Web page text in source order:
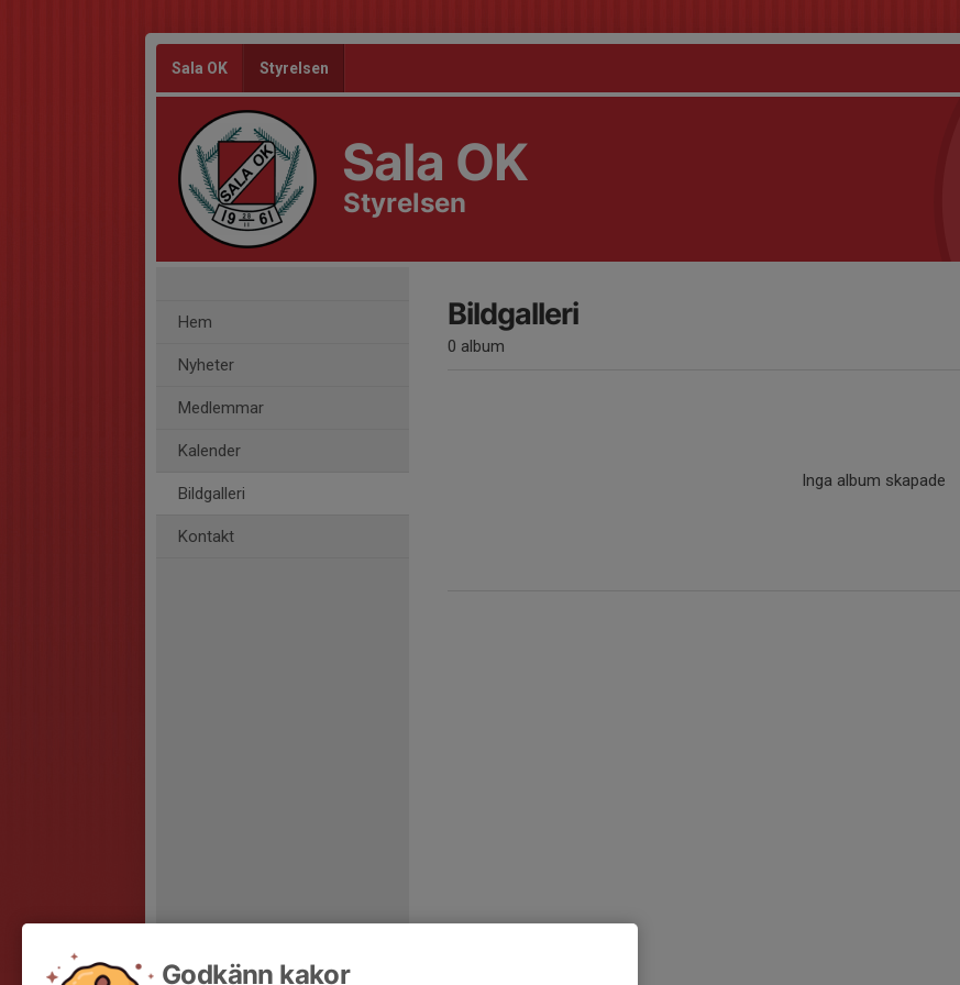
Sala OK Styrelsen
Sala OK
Styrelsen
Hem
Nyheter
Medlemmar
Kalender
Bildgalleri
Kontakt
Bildgalleri
0 album
Inga album skapade
Godkänn kakor